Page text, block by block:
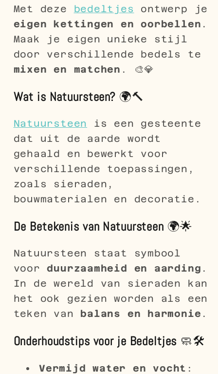
Met deze bedeltjes
ontwerp je
eigen kettingen en oorbellen .
Maak je eigen unieke stijl
door verschillende bedels te
mixen en matchen . 🎨💎
Wat is Natuursteen? 🌍🔨
Natuursteen is een gesteente
dat uit de aarde wordt
gehaald en bewerkt voor
verschillende toepassingen,
zoals sieraden,
bouwmaterialen en decoratie.
De Betekenis van Natuursteen 🌍🌟
Natuursteen staat symbool
voorduurzaamheid en aarding .
In de wereld van sieraden kan
het ook gezien worden als een
teken van balans en harmonie .
Onderhoudstips voor je Bedeltjes 🧼🛠
Vermijd water en vocht :